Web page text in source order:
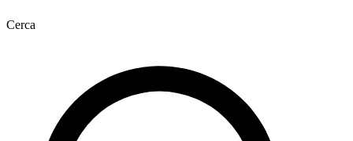
Cerca